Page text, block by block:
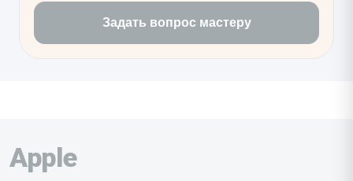
Задать вопрос мастеру
Apple